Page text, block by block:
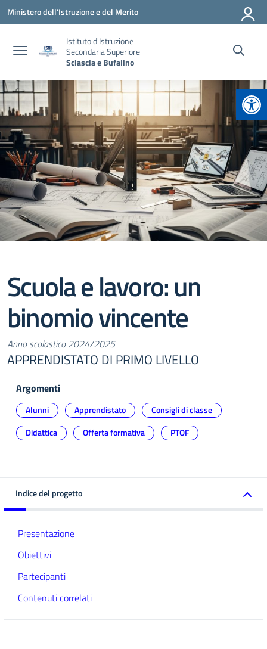
Vai ai contenuti
Vai al menu di navigazione
Vai al footer
Ministero dell'Istruzione e del Merito
Istituto d'Istruzione
Secondaria Superiore
Sciascia e Bufalino
Scuola e lavoro: un
binomio vincente
Anno scolastico 2024/2025
APPRENDISTATO DI PRIMO LIVELLO
Argomenti
Alunni Apprendistato
Consigli di classe
Didattica
Offerta formativa PTOF
Indice del progetto
Presentazione
Obiettivi
Partecipanti
Contenuti correlati